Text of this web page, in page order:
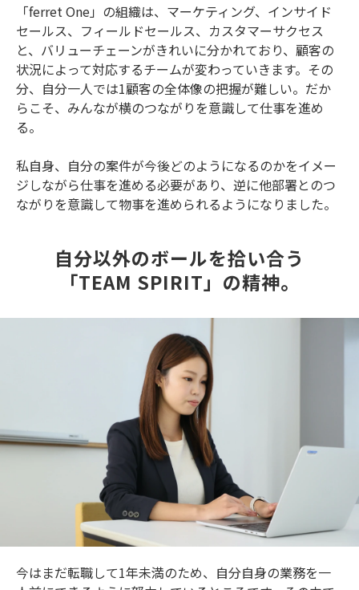
「ferret One」の組織は、マーケティング、インサイド
セールス、フィールドセールス、カスタマーサクセス
と、バリューチェーンがきれいに分かれており、顧客の
状況によって対応するチームが変わっていきます。その
分、自分一人では1顧客の全体像の把握が難しい。だか
らこそ、みんなが横のつながりを意識して仕事を進め
る。
私自身、自分の案件が今後どのようになるのかをイメー
ジしながら仕事を進める必要があり、逆に他部署とのつ
ながりを意識して物事を進められるようになりました。
自分以外のボールを拾い合う
「TEAM SPIRIT」の精神。
今はまだ転職して1年未満のため、自分自身の業務を一